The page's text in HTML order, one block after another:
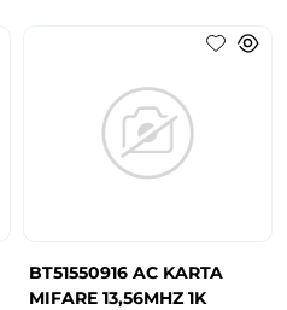
BT51550916 AC KARTA
MIFARE 13,56MHZ 1K